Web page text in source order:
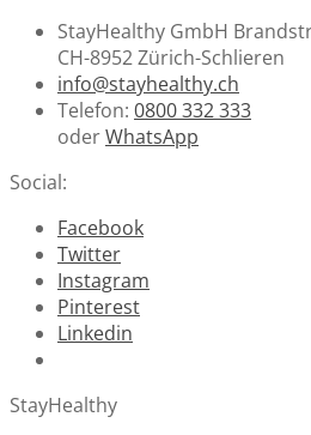
StayHealthy GmbH
CH-8952 Zürich-Schlieren
info@stayhealthy.ch
Telefon: 0800 332 333
oderWhatsApp
Social:
Facebook
Twitter
Instagram
Pinterest
Linkedin
StayHealthy